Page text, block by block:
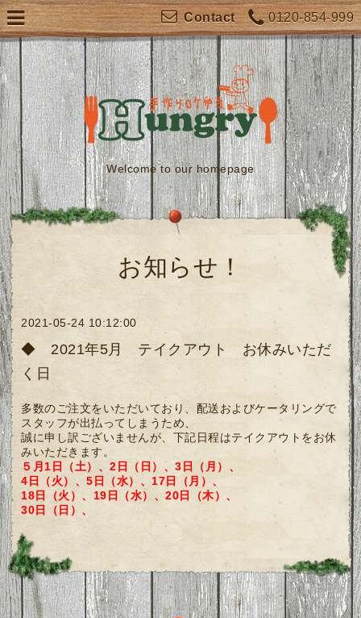
0120-854-999
Contact
Welcome to our homepage
お知らせ！
2021-05-24 10:12:00
◆ 2021年5月 テイクアウト お休みいただ
く日
多数のご注文をいただいており、配送およびケータリングで
スタッフが出払ってしまうため、
誠に申し訳ございませんが、下記日程はテイクアウトをお休
みいただきます。
５月1日（土）、2日（日）、3日（月）、
4日（火）、5日（水）、17日（月）、
18日（火）、19日（水）、20日（木）、
30日（日）、